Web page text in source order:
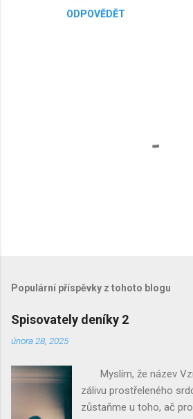
ODPOVĚDĚT
m
n
t
o
a
t
Populární příspěvky z tohoto blogu
Spisovately deníky 2
února 28, 2025
Myslím, že název
zálivu prostřeleného
zůstaňme u toho, ač